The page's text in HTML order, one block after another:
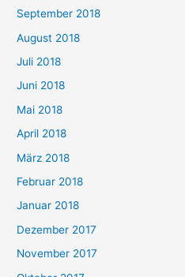
September 2018
August 2018
Juli 2018
Juni 2018
Mai 2018
April 2018
März 2018
Februar 2018
Januar 2018
Dezember 2017
November 2017